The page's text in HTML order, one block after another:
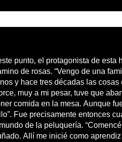
punto, el protagonista de esta
de rosas. “Vengo de una
y hace tres décadas las cosas
muy a mi pesar, tuve que
comida en la mesa. Aunque
Fue precisamente entonces
de la peluquería.
Allí me inicié como